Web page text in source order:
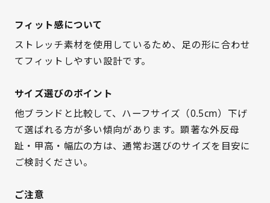
フィット感について
ストレッチ素材を使用しているため、足の形に合わせ
てフィットしやすい設計です。
サイズ選びのポイント
他ブランドと比較して、ハーフサイズ（0.5cm）下げ
て選ばれる方が多い傾向があります。顕著な外反母
趾・甲高・幅広の方は、通常お選びのサイズを目安に
ご検討ください。
ご注意